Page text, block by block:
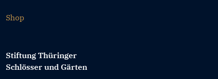
Shop
Stiftung Thüringer
Schlösser und Gärten